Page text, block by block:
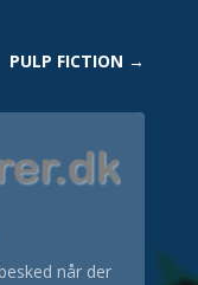
PULP FICTION →
når der